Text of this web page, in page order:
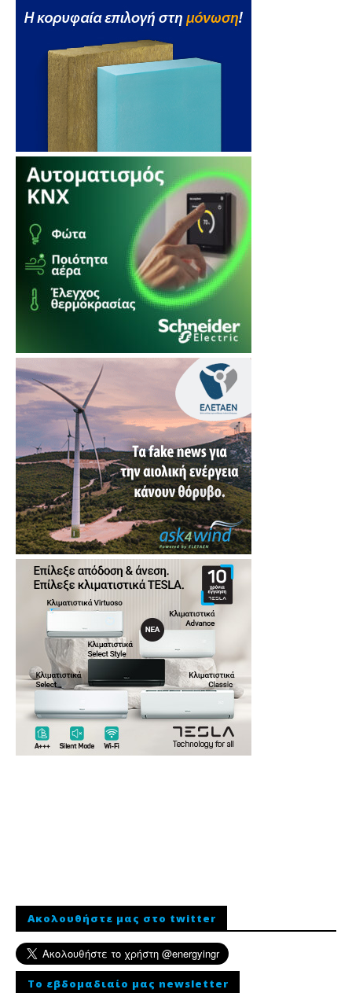
Ακολουθήστε μας στο twitter
To εβδομαδιαίο μας newsletter